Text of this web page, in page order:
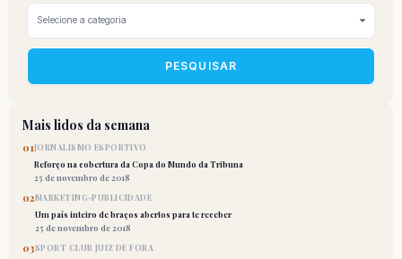
PESQUISAR
Mais lidos da semana
01JORNALISMO ESPORTIVO
Reforço na cobertura da Copa do Mundo da Tribuna
25 de novembro de 2018
02MARKETING-PUBLICIDADE
Um país inteiro de braços abertos para te receber
25 de novembro de 2018
03SPORT CLUB JUIZ DE FORA